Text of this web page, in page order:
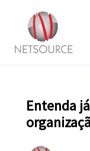
conteúdo
Entenda